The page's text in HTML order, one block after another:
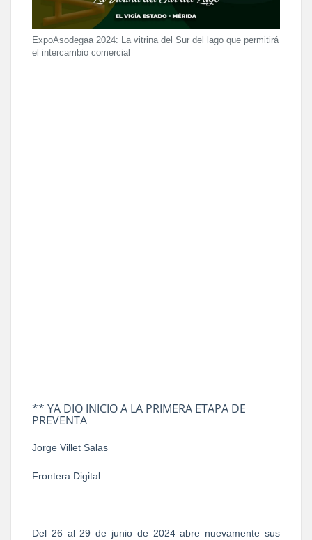
ExpoAsodegaa 2024: La vitrina del Sur del lago que permitirá
el intercambio comercial
** YA DIO INICIO A LA PRIMERA ETAPA DE
PREVENTA
Jorge Villet Salas
Frontera Digital
Del 26 al 29 de junio de 2024 abre nuevamente sus